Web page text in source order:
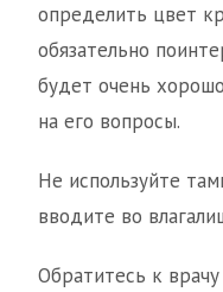
определить цвет
обязательно
будет очень
на его вопросы.
Не используйте
вводите во
Обратитесь к